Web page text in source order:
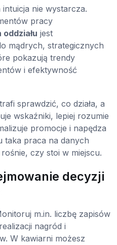
nie wystarcza.
pracy
jest
mądrych, strategicznych
pokazują trendy
i efektywność
sprawdzić, co działa, a
wskaźniki, lepiej rozumie
promocje i napędza
taka praca na danych
czy stoi w miejscu.
decyzji
m.in. liczbę zapisów
nagród i
W kawiarni możesz